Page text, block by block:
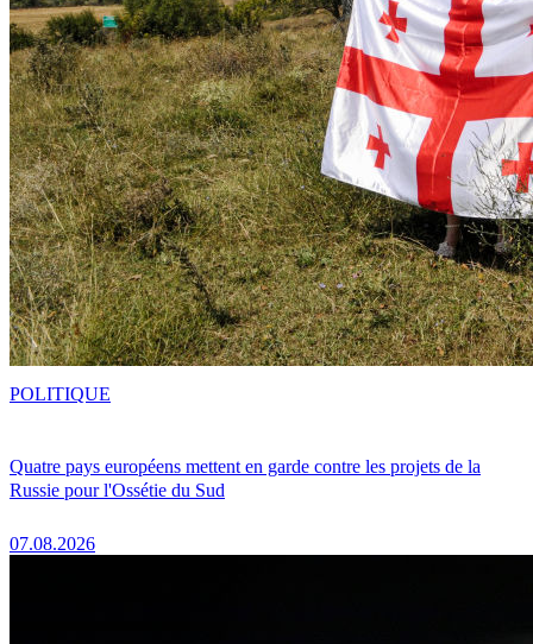
Quatre pays européens mettent en garde contre les projets de la
Russie pour l'Ossétie du Sud
07.08.2026
POLITIQUE